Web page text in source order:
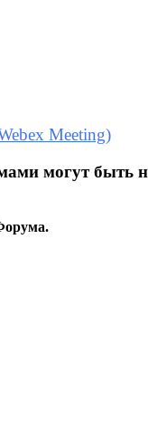
Meeting)
могут быть